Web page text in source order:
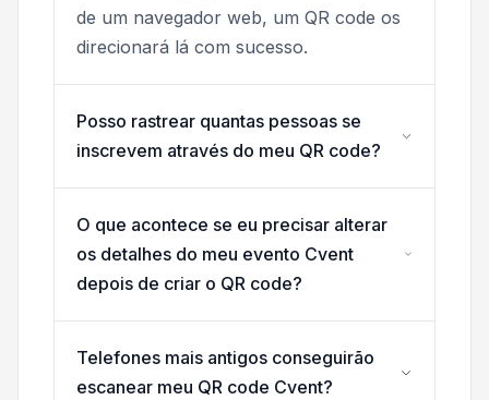
de um navegador web, um QR code os
direcionará lá com sucesso.
Posso rastrear quantas pessoas se
inscrevem através do meu QR code?
O que acontece se eu precisar alterar
os detalhes do meu evento Cvent
depois de criar o QR code?
Telefones mais antigos conseguirão
escanear meu QR code Cvent?